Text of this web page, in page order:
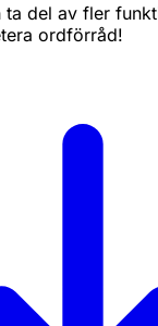
ta del av fler
ordförråd!